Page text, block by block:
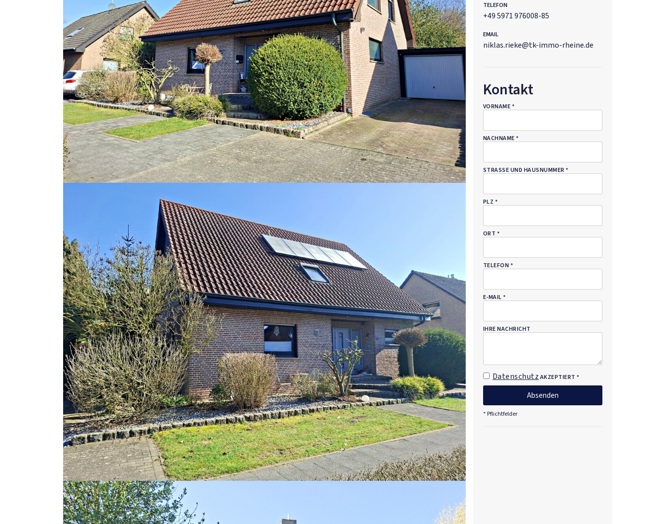
TELEFON
+49 5971 976008-85
EMAIL
niklas.rieke@tk-immo-rheine.de
Kontakt
VORNAMEPFLICHTFELD
*
NACHNAMEPFLICHTFELD
*
STRASSE UND HAUSNUMMERPFLICHTFELD
*
PLZ PFLICHTFELD
*
ORT PFLICHTFELD
*
TELEFONPFLICHTFELD
*
E-MAILPFLICHTFELD
*
IHRE NACHRICHT
DatenschutzAKZEPTIERTPFLICHTFELD
*
* Pflichtfelder